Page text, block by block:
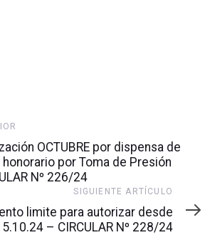
OCTUBRE por dispensa de
por Toma de Presión
Nº 226/24
SIGUIENTE ARTÍCULO
limite para autorizar desde
– CIRCULAR Nº 228/24